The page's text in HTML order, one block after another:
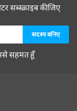
सब्स्क्राइब कीजिए
सहमत हूँ